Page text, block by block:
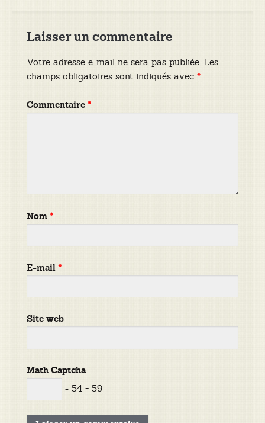
Laisser un commentaire
Votre adresse e-mail ne sera pas publiée. Les
champs obligatoires sont indiqués avec*
Commentaire*
Nom*
E-mail*
Site web
Math Captcha
+ 54 = 59